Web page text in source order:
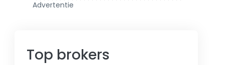
Advertentie
Top brokers